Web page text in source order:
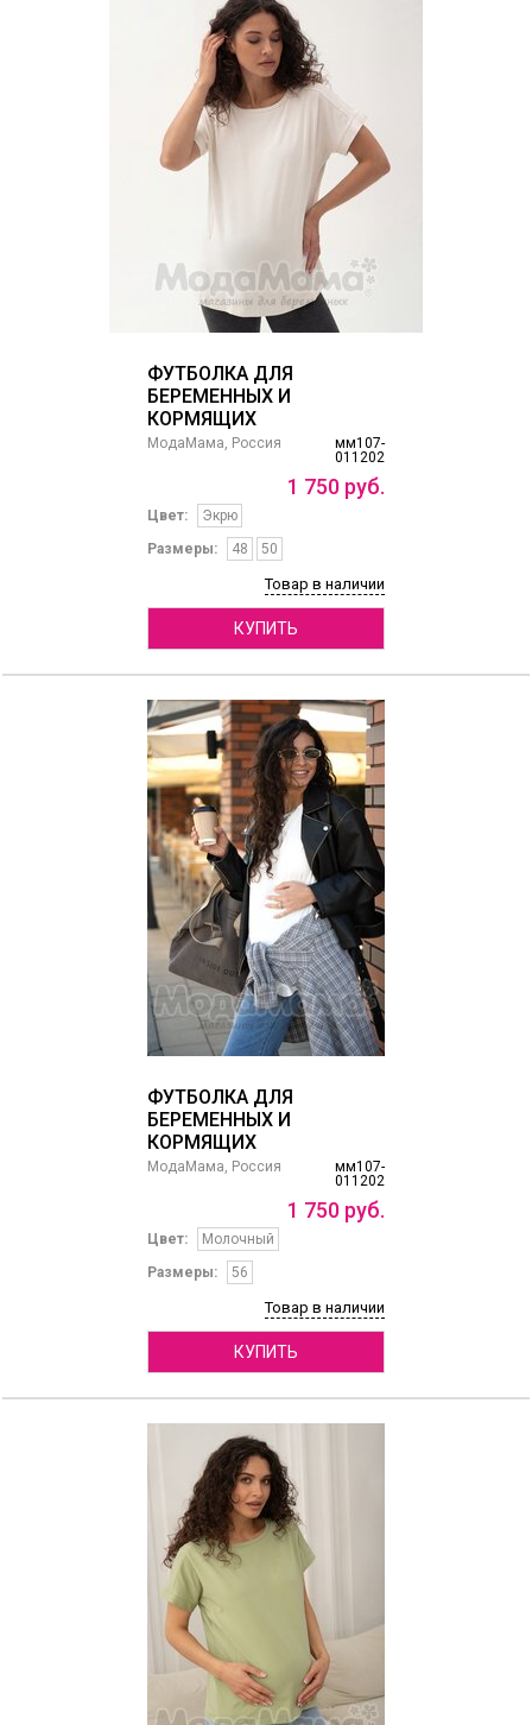
ФУТБОЛКА ДЛЯ
БЕРЕМЕННЫХ И
КОРМЯЩИХ
мм107-
011202
МодаМама, Россия
1 750 руб.
Цвет:
Экрю
Размеры:
48 50
Товар в наличии
КУПИТЬ
ФУТБОЛКА ДЛЯ
БЕРЕМЕННЫХ И
КОРМЯЩИХ
мм107-
011202
МодаМама, Россия
1 750 руб.
Цвет:
Молочный
Размеры:
56
Товар в наличии
КУПИТЬ